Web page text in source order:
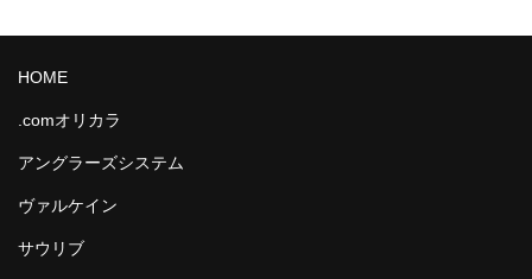
HOME
.comオリカラ
アングラーズシステム
ヴァルケイン
サウリブ